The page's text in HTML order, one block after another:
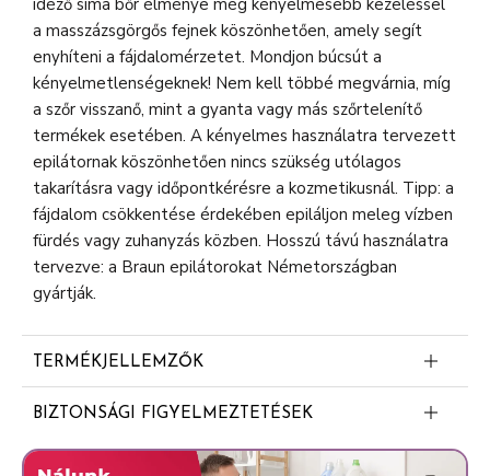
idéző sima bőr élménye még kényelmesebb kezeléssel
a masszázsgörgős fejnek köszönhetően, amely segít
enyhíteni a fájdalomérzetet. Mondjon búcsút a
kényelmetlenségeknek! Nem kell többé megvárnia, míg
a szőr visszanő, mint a gyanta vagy más szőrtelenítő
termékek esetében. A kényelmes használatra tervezett
epilátornak köszönhetően nincs szükség utólagos
takarításra vagy időpontkérésre a kozmetikusnál. Tipp: a
fájdalom csökkentése érdekében epiláljon meleg vízben
fürdés vagy zuhanyzás közben. Hosszú távú használatra
tervezve: a Braun epilátorokat Németországban
gyártják.
TERMÉKJELLEMZŐK
Akár egy hónapon át tartó sima bőr, bármikor,
Hatékony: a széles fej több szőrszálat távolít el
BIZTONSÁGI FIGYELMEZTETÉSEK
• A keszulek biztonsagi erintesvedelmi torpefeszultsegű